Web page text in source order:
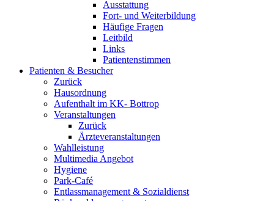
Ausstattung
Fort- und Weiterbildung
Häufige Fragen
Leitbild
Links
Patientenstimmen
Patienten & Besucher
Zurück
Hausordnung
Aufenthalt im KK- Bottrop
Veranstaltungen
Zurück
Ärzteveranstaltungen
Wahlleistung
Multimedia Angebot
Hygiene
Park-Café
Entlassmanagement & Sozialdienst